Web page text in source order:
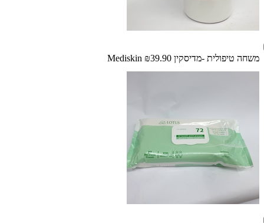
משחה טיפולית -מדיסקין Mediskin ₪39.90